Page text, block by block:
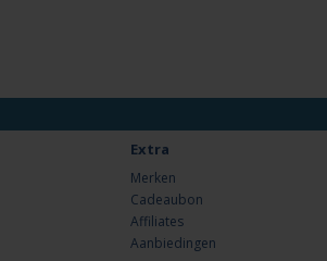
Extra
Merken
Cadeaubon
Affiliates
Aanbiedingen